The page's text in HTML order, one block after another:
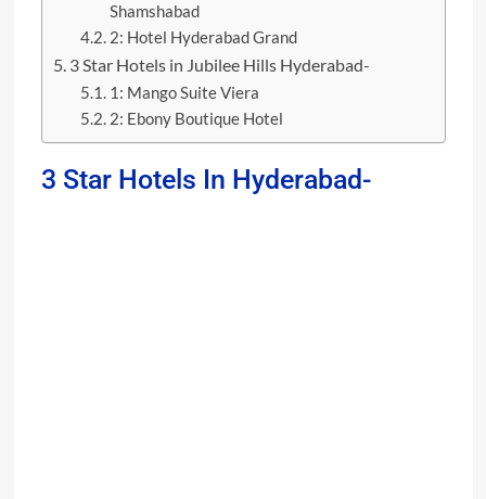
Shamshabad
2: Hotel Hyderabad Grand
3 Star Hotels in Jubilee Hills Hyderabad-
1: Mango Suite Viera
2: Ebony Boutique Hotel
3 Star Hotels In Hyderabad-